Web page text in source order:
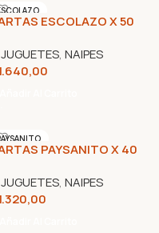
ESCOLAZO X 50
JUGUETES, NAIPES
PAYSANITO X 40
JUGUETES, NAIPES